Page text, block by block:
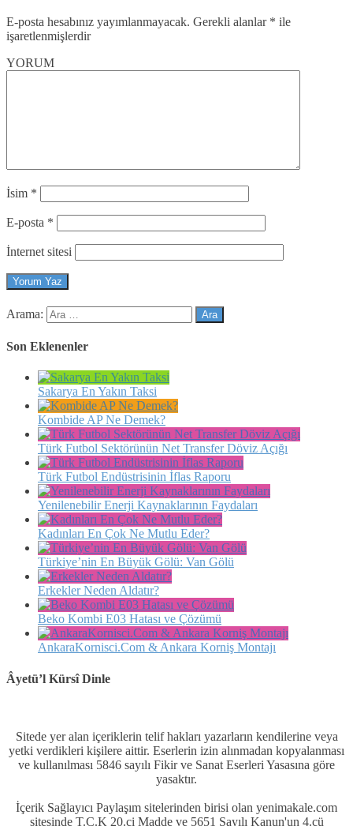
E-posta hesabınız yayımlanmayacak. Gerekli alanlar * ile
işaretlenmişlerdir
YORUM
İsim *
E-posta *
İnternet sitesi
Arama:
Son Eklenenler
Sakarya En Yakın Taksi
Kombide AP Ne Demek?
Türk Futbol Sektörünün Net Transfer Döviz Açığı
Türk Futbol Endüstrisinin İflas Raporu
Yenilenebilir Enerji Kaynaklarının Faydaları
Kadınları En Çok Ne Mutlu Eder?
Türkiye’nin En Büyük Gölü: Van Gölü
Erkekler Neden Aldatır?
Beko Kombi E03 Hatası ve Çözümü
AnkaraKornisci.Com & Ankara Korniş Montajı
Âyetü’l Kürsî Dinle
Sitede yer alan içeriklerin telif hakları yazarların kendilerine veya
yetki verdikleri kişilere aittir. Eserlerin izin alınmadan kopyalanması
ve kullanılması 5846 sayılı Fikir ve Sanat Eserleri Yasasına göre
yasaktır.
İçerik Sağlayıcı Paylaşım sitelerinden birisi olan yenimakale.com
sitesinde T.C.K 20.ci Madde ve 5651 Sayılı Kanun'un 4.cü